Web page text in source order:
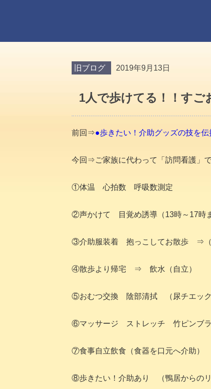
旧ブログ 2019年9月13日
1人で歩けてる！！す
前回⇒●歩きたい！介助グッズの技
今回⇒ご家族に代わって「訪問看護」で
①体温 心拍数 呼吸数測定
②声かけて 目覚め誘導（13時～17時ま
③介助服装着 抱っこしてお散歩 ⇒（
④散歩より帰宅 ⇒ 飲水（自立）
⑤おむつ交換 陰部清拭 （尿チエッ
⑥マッサージ ストレッチ 竹ピンブ
⑦食事自立飲食（食器を口元へ介助）
⑧歩きたい！介助あり （鴨居からの